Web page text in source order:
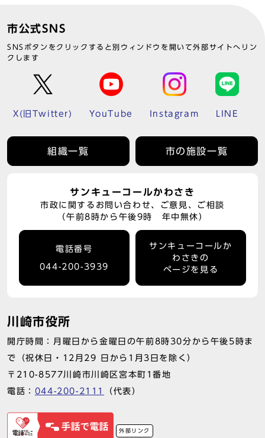
市公式SNS
SNSボタンをクリックすると別ウィンドウを開いて外部サイトへリン
クします
X(旧Twitter) YouTube Instagram LINE
組織一覧 市の施設一覧
サンキューコールかわさき
市政に関するお問い合わせ、ご意見、ご相談
（午前8時から午後9時 年中無休）
電話番号
044-200-3939
サンキューコールか
わさきの
ページを見る
川崎市役所
開庁時間：月曜日から金曜日の午前8時30分から午後5時ま
で（祝休日・12月29 日から1月3日を除く）
〒210-8577川崎市川崎区宮本町1番地
電話： 044-200-2111 （代表）
外部リンク